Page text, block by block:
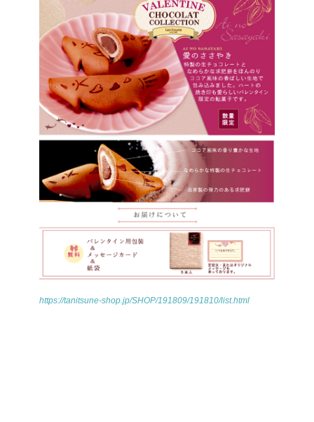
https://tanitsune-shop.jp/SHOP/191809/191810/list.html